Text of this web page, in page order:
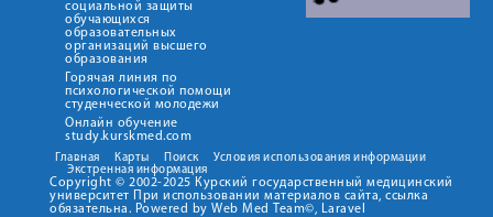
социальной защиты
обучающихся
образовательных
организаций высшего
образования
Горячая линия по
психологической помощи
студенческой молодежи
Онлайн обучение
study.kurskmed.com
Главная Карты Поиск
Условия использования информации
Экстренная информация
Copyright © 2002-2025 Курский государственный медицинский
университет При использовании материалов сайта, ссылка
обязательна. Powered by Web Med Team©, Laravel